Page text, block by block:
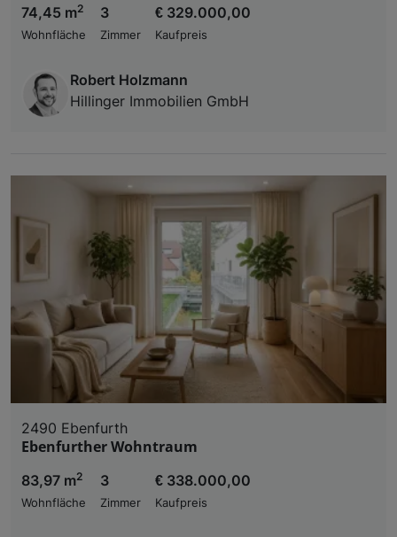
74,45 m2
Wohnfläche
3
Zimmer
€ 329.000,00
Kaufpreis
Robert Holzmann
Hillinger Immobilien GmbH
2490 Ebenfurth
Ebenfurther Wohntraum
83,97 m2
Wohnfläche
3
Zimmer
€ 338.000,00
Kaufpreis